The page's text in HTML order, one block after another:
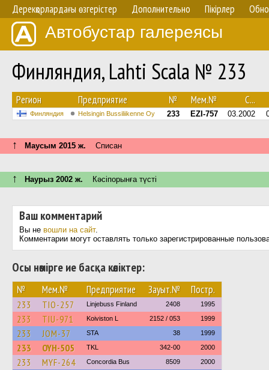
Дерекқорлардағы өзгерістер Дополнительно Пікірлер
Автобустар галереясы
Финляндия, Lahti Scala № 233
Регион Предприятие № Мем.№ С...
Финляндия Helsingin Bussiliikenne Oy 233 EZI-757 03.2002
↑ Маусым 2015 ж. Списан
↑ Наурыз 2002 ж. Кәсіпорынға түсті
Ваш комментарий
Вы не вошли на сайт.
Комментарии могут оставлять только зарегистрированные
Осы нөмірге ие басқа көліктер:
№ Мем.№ Предприятие Зауыт.№ Постр.
233 TIO-257 Linjebuss Finland 2408 1995
233 TIU-971 Koiviston L 2152 / 053 1999
233 JOM-37 STA 38 1999
233 OYH-505 TKL 342-00 2000
233 MYF-264 Concordia Bus 8509 2000